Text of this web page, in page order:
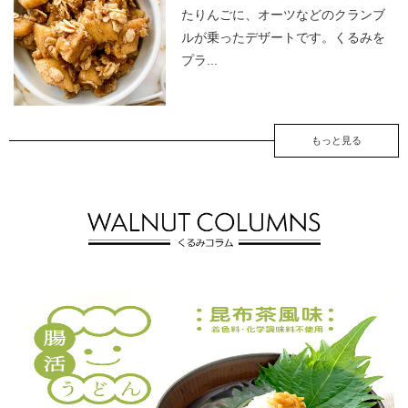
たりんごに、オーツなどのクランブ
ルが乗ったデザートです。くるみを
プラ...
もっと見る